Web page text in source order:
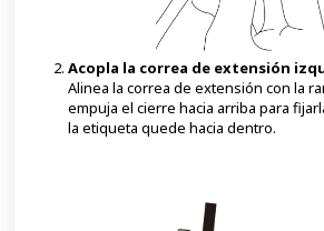
Acopla la correa de extensión
Alinea la correa de extensión con la
empuja el cierre hacia arriba para
la etiqueta quede hacia dentro.